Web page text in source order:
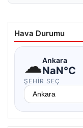
Hava Durumu
☁Ankara
NaN°C
ŞEHIR SEÇ